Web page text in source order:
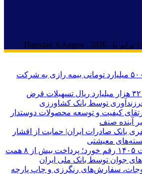
پرداخت خسارت ۵۰۰ میلیارد تومانی بیمه رازی به شرکت
پرداخت افزون بر ۳۲ هزار میلیارد ریال تسهیلات قرض
توسط بانک کشاورزی
کیفیت و توسعه محصولات دوستدار
آینده صنف
هزار نفری بانک صادرات ایران| حمایت از اقشار
بسته‌های معیشتی
در چهار ماه نخست ۱۴۰۵ رقم خورد؛ پرداخت بیش از ۸ همت
جوان توسط بانک ملی ایران
سفارش‌های رنگرزی و چاپ پارچه